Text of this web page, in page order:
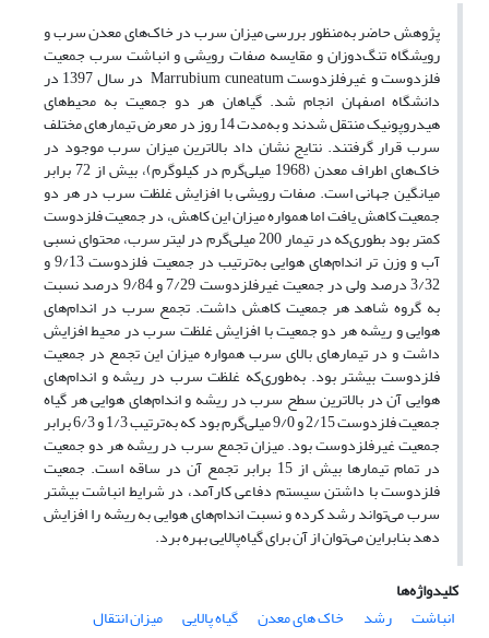
پژوهش حاضر به‌منظور بررسی میزان سرب در خاک‌های معدن سرب و
رویشگاه تنگ‌دوزان و مقایسه صفات رویشی و انباشت سرب جمعیت
فلزدوست و غیرفلزدوست Marrubium cuneatum در سال 1397 در
دانشگاه اصفهان انجام شد. گیاهان هر دو جمعیت به محیط‌های
هیدروپونیک منتقل شدند و به‌مدت 14 روز در معرض تیمارهای مختلف
سرب قرار گرفتند. نتایج نشان داد بالاترین میزان سرب موجود در
خاک‌های اطراف معدن (1968 میلی‌گرم در کیلوگرم)، بیش از 72 برابر
میانگین جهانی است. صفات رویشی با افزایش غلظت سرب در هر دو
جمعیت کاهش یافت اما همواره میزان این کاهش، در جمعیت فلزدوست
کمتر بود بطوری‌که در تیمار 200 میلی‌گرم در لیتر سرب، محتوای نسبی
آب و وزن تر اندام‌های هوایی به‌ترتیب در جمعیت فلزدوست 9/13 و
3/32 درصد ولی در جمعیت غیرفلزدوست 7/29 و 9/84 درصد نسبت
به گروه شاهد هر جمعیت کاهش داشت. تجمع سرب در اندام‌های
هوایی و ریشه هر دو جمعیت با افزایش غلظت سرب در محیط افزایش
داشت و در تیمارهای بالای سرب همواره میزان این تجمع در جمعیت
فلزدوست بیشتر بود. به‌طور‌ی‌که غلظت سرب در ریشه و اندام‌های
هوایی آن در بالاترین سطح سرب در ریشه و اندام‌های هوایی هر گیاه
جمعیت فلزدوست 2/15 و 9/0 میلی‌گرم بود که به‌ترتیب 1/3 و 6/3 برابر
جمعیت غیرفلزدوست بود. میزان تجمع سرب در ریشه هر دو جمعیت
در تمام تیمارها بیش از 15 برابر تجمع آن در ساقه است. جمعیت
فلزدوست با داشتن سیستم دفاعی کارآمد، در شرایط انباشت بیشتر
سرب می‌تواند رشد کرده و نسبت اندام‌های هوایی به ریشه را افزایش
دهد بنابراین می‌توان از آن برای گیاه‌پالایی بهره برد.
کلیدواژه‌ها
انباشت
رشد خاک های معدن گیاه پالایی
میزان انتقال